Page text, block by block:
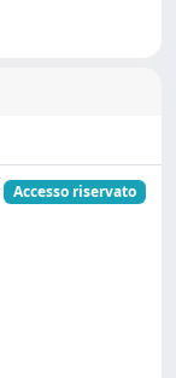
Accesso riservato